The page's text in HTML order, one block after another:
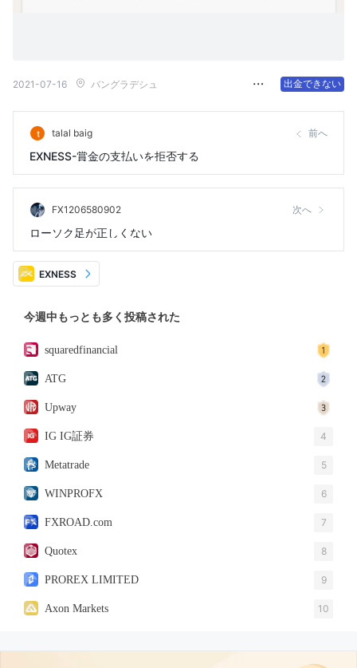
2021-07-16 バングラデシュ 出金できない
talal baig 前へ
EXNESS-賞金の支払いを拒否する
FX1206580902 次へ
ローソク足が正しくない
EXNESS
今週中もっとも多く投稿された
squaredfinancial
ATG
Upway
IG IG証券 4
Metatrade 5
WINPROFX 6
FXROAD.com 7
Quotex 8
PROREX LIMITED 9
Axon Markets 10